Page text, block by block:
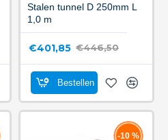
Stalen tunnel D 250mm L
1,0 m
€401,85 €446,50
Bestellen
-10 %